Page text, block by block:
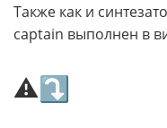
Также как и
captain выполнен в
⚠⤵